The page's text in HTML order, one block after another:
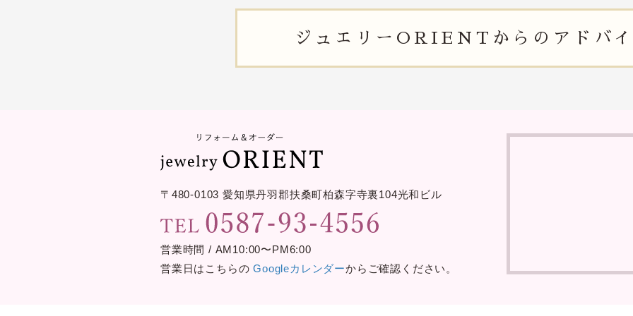
ジュエリー ORIENTからの アドバ
〒480-0103愛知県丹羽郡扶桑町柏森字寺裏104光和ビル
営業時間 / AM10:00〜PM6:00
営業日はこちらのGoogleカレンダーからご確認ください。